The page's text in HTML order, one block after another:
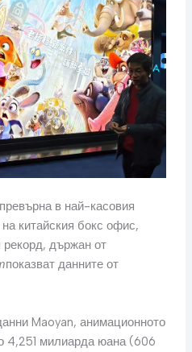
в най-касовия
китайския бокс офис,
държан от
показват данните от
Maoyan, анимационното
4,251 милиарда юана (606